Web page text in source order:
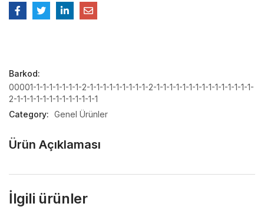
Barkod:
00001-1-1-1-1-1-1-1-2-1-1-1-1-1-1-1-1-1-2-1-1-1-1-1-1-1-1-1-1-1-1-1-1-1-
2-1-1-1-1-1-1-1-1-1-1-1-1-1
Category: Genel Ürünler
Ürün Açıklaması
İlgili ürünler